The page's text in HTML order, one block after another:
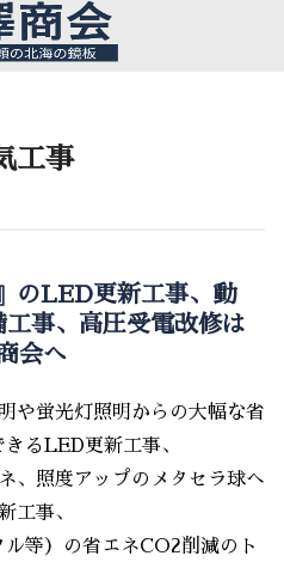
工事
のLED更新工事、動
事、高圧受電改修は
会へ
や蛍光灯照明からの大幅な省
るLED更新工事、
、照度アップのメタセラ球へ
工事、
等）の省エネCO2削減のト